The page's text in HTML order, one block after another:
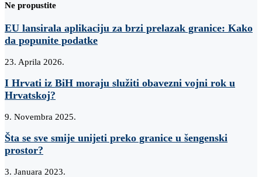
Ne propustite
EU lansirala aplikaciju za brzi prelazak granice: Kako
da popunite podatke
23. Aprila 2026.
I Hrvati iz BiH moraju služiti obavezni vojni rok u
Hrvatskoj?
9. Novembra 2025.
Šta se sve smije unijeti preko granice u šengenski
prostor?
3. Januara 2023.